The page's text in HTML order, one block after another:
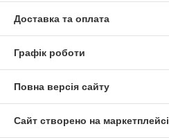
Доставка та оплата
Графік роботи
Повна версія сайту
Сайт створено на маркетплейсі